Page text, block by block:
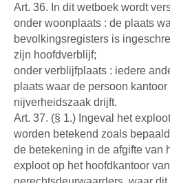
Art. 36. In dit wetboek wordt
onder woonplaats : de plaats
bevolkingsregisters is
zijn hoofdverblijf;
onder verblijfplaats : iedere
plaats waar de persoon
nijverheidszaak drijft.
Art. 37. (§ 1.) Ingeval het
worden betekend zoals
de betekening in de afgifte van
exploot op het hoofdkantoor